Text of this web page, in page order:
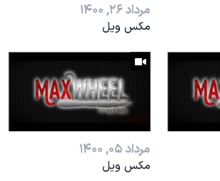
مرداد ۲۶, ۱۴۰۰
مکس ویل
مرداد ۰۵, ۱۴۰۰
مکس ویل